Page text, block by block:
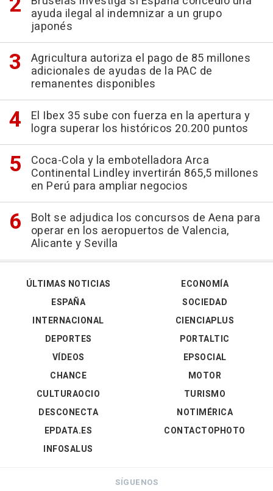
ayuda ilegal al indemnizar a un grupo
japonés
Agricultura autoriza el pago de 85 millones
adicionales de ayudas de la PAC de
remanentes disponibles
El Ibex 35 sube con fuerza en la apertura y
logra superar los históricos 20.200 puntos
Coca-Cola y la embotelladora Arca
Continental Lindley invertirán 865,5 millones
en Perú para ampliar negocios
Bolt se adjudica los concursos de Aena para
operar en los aeropuertos de Valencia,
Alicante y Sevilla
ÚLTIMAS NOTICIAS
ESPAÑA
INTERNACIONAL
DEPORTES
VÍDEOS
ECONOMÍA
SOCIEDAD
CIENCIAPLUS
PORTALTIC
EPSOCIAL
CHANCE
CULTURAOCIO
DESCONECTA
EPDATA.ES
INFOSALUS
MOTOR
TURISMO
NOTIMÉRICA
CONTACTOPHOTO
SÍGUENOS